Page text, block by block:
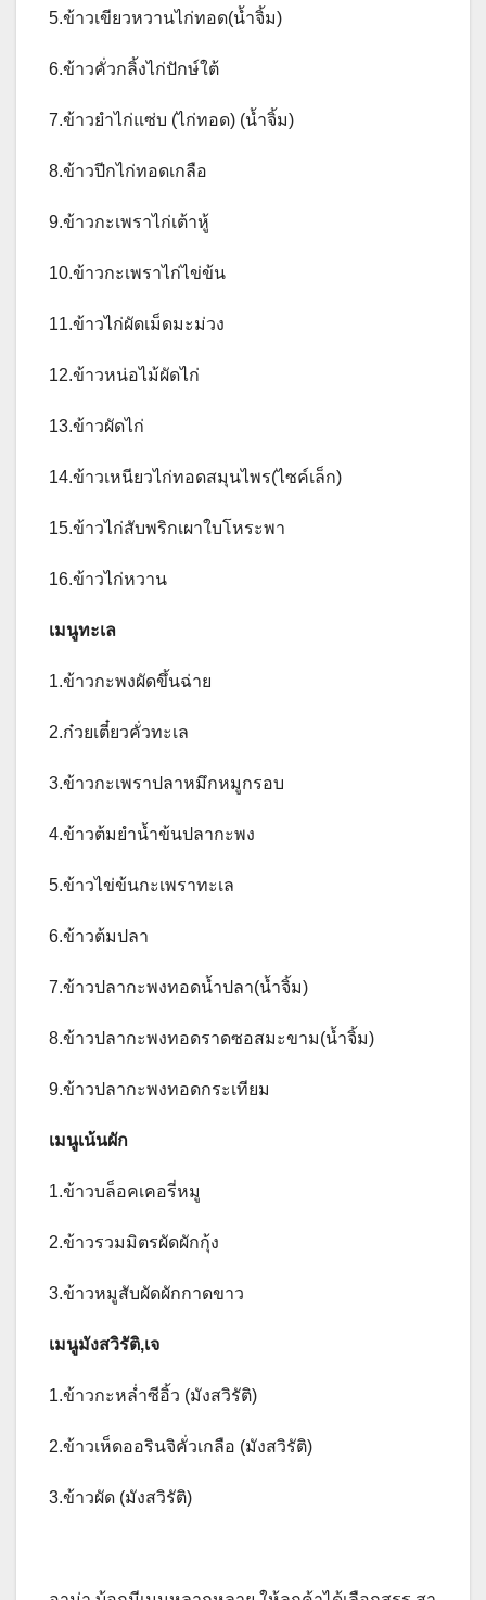
5.ข้าวเขียวหวานไก่ทอด(น้ำจิ้ม)
6.ข้าวคั่วกลิ้งไก่ปักษ์ใต้
7.ข้าวยำไก่แซ่บ (ไก่ทอด) (น้ำจิ้ม)
8.ข้าวปีกไก่ทอดเกลือ
9.ข้าวกะเพราไก่เต้าหู้
10.ข้าวกะเพราไก่ไข่ข้น
11.ข้าวไก่ผัดเม็ดมะม่วง
12.ข้าวหน่อไม้ผัดไก่
13.ข้าวผัดไก่
14.ข้าวเหนียวไก่ทอดสมุนไพร(ไซค์เล็ก)
15.ข้าวไก่สับพริกเผาใบโหระพา
16.ข้าวไก่หวาน
เมนูทะเล
1.ข้าวกะพงผัดขึ้นฉ่าย
2.ก๋วยเตี๋ยวคั่วทะเล
3.ข้าวกะเพราปลาหมึกหมูกรอบ
4.ข้าวต้มยำน้ำข้นปลากะพง
5.ข้าวไข่ข้นกะเพราทะเล
6.ข้าวต้มปลา
7.ข้าวปลากะพงทอดน้ำปลา(น้ำจิ้ม)
8.ข้าวปลากะพงทอดราดซอสมะขาม(น้ำจิ้ม)
9.ข้าวปลากะพงทอดกระเทียม
เมนูเน้นผัก
1.ข้าวบล็อคเคอรี่หมู
2.ข้าวรวมมิตรผัดผักกุ้ง
3.ข้าวหมูสับผัดผักกาดขาว
เมนูมังสวิรัติ,เจ
1.ข้าวกะหล่ำซีอิ้ว (มังสวิรัติ)
2.ข้าวเห็ดออรินจิคั่วเกลือ (มังสวิรัติ)
3.ข้าวผัด (มังสวิรัติ)